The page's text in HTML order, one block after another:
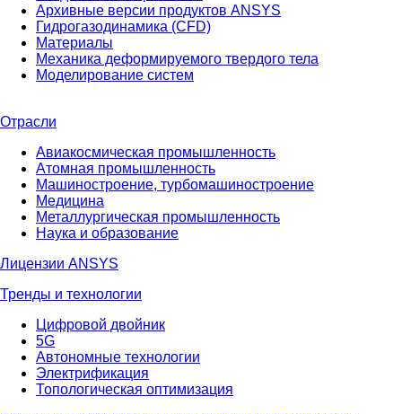
Архивные версии продуктов ANSYS
Гидрогазодинамика (CFD)
Материалы
Механика деформируемого твердого тела
Моделирование систем
Отрасли
Авиакосмическая промышленность
Атомная промышленность
Машиностроение, турбомашиностроение
Медицина
Металлургическая промышленность
Наука и образование
Лицензии ANSYS
Тренды и технологии
Цифровой двойник
5G
Автономные технологии
Электрификация
Топологическая оптимизация